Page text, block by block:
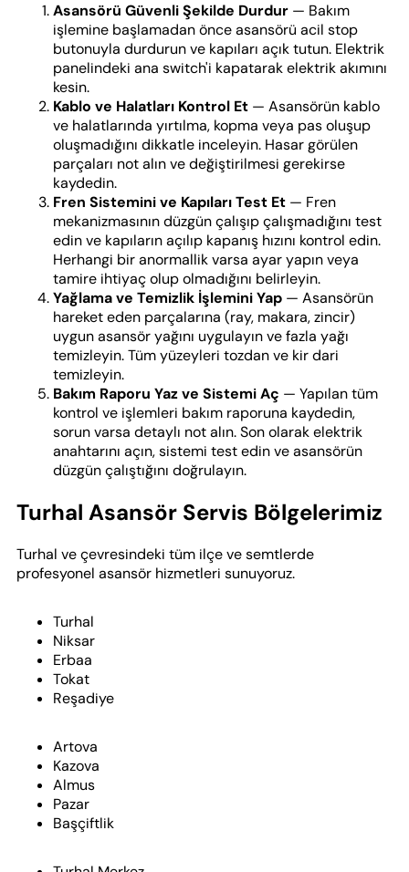
Asansörü Güvenli Şekilde Durdur — Bakım
işlemine başlamadan önce asansörü acil stop
butonuyla durdurun ve kapıları açık tutun. Elektrik
panelindeki ana switch'i kapatarak elektrik akımını
kesin.
Kablo ve Halatları Kontrol Et — Asansörün kablo
ve halatlarında yırtılma, kopma veya pas oluşup
oluşmadığını dikkatle inceleyin. Hasar görülen
parçaları not alın ve değiştirilmesi gerekirse
kaydedin.
Fren Sistemini ve Kapıları Test Et — Fren
mekanizmasının düzgün çalışıp çalışmadığını test
edin ve kapıların açılıp kapanış hızını kontrol edin.
Herhangi bir anormallik varsa ayar yapın veya
tamire ihtiyaç olup olmadığını belirleyin.
Yağlama ve Temizlik İşlemini Yap — Asansörün
hareket eden parçalarına (ray, makara, zincir)
uygun asansör yağını uygulayın ve fazla yağı
temizleyin. Tüm yüzeyleri tozdan ve kir dari
temizleyin.
Bakım Raporu Yaz ve Sistemi Aç — Yapılan tüm
kontrol ve işlemleri bakım raporuna kaydedin,
sorun varsa detaylı not alın. Son olarak elektrik
anahtarını açın, sistemi test edin ve asansörün
düzgün çalıştığını doğrulayın.
Turhal Asansör Servis Bölgelerimiz
Turhal ve çevresindeki tüm ilçe ve semtlerde
profesyonel asansör hizmetleri sunuyoruz.
Turhal
Niksar
Erbaa
Tokat
Reşadiye
Artova
Kazova
Almus
Pazar
Başçiftlik